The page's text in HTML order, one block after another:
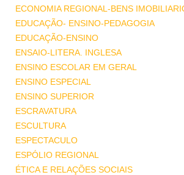
ECONOMIA REGIONAL-BENS
EDUCAÇÃO- ENSINO-PEDAGOGIA
EDUCAÇÃO-ENSINO
ENSAIO-LITERA. INGLESA
ENSINO ESCOLAR EM GERAL
ENSINO ESPECIAL
ENSINO SUPERIOR
ESCRAVATURA
ESCULTURA
ESPECTACULO
ESPÓLIO REGIONAL
ÉTICA E RELAÇÕES SOCIAIS